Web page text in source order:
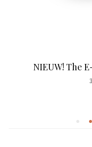
NIEUW! The